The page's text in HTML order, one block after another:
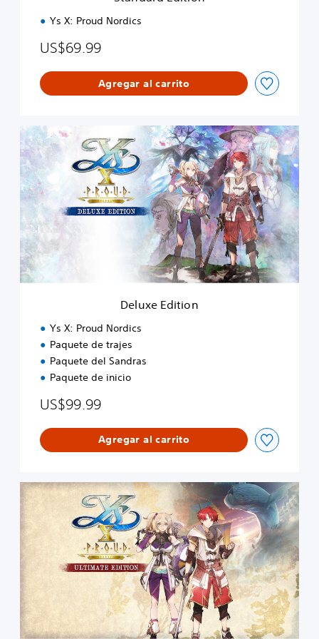
Ys X: Proud Nordics
US$69.99
Agregar al carrito
D
e
l
u
x
e
E
i
t
i
o
Deluxe Edition
Ys X: Proud Nordics
Paquete de trajes
Paquete del Sandras
Paquete de inicio
US$99.99
Agregar al carrito
U
l
i
m
a
t
i